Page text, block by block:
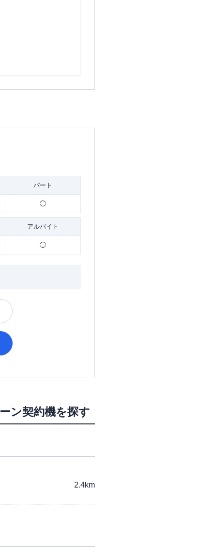
パート
◯
アルバイト
◯
ン契約機を探す
2.4km